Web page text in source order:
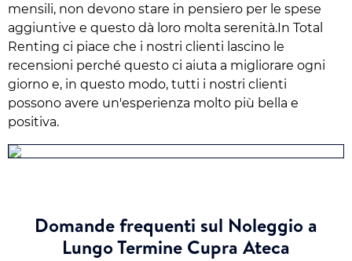
mensili, non devono stare in pensiero per le spese
aggiuntive e questo dà loro molta serenità.In Total
Renting ci piace che i nostri clienti lascino le
recensioni perché questo ci aiuta a migliorare ogni
giorno e, in questo modo, tutti i nostri clienti
possono avere un'esperienza molto più bella e
positiva.
Domande frequenti sul Noleggio a
Lungo Termine Cupra Ateca